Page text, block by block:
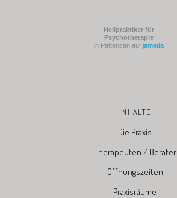
Heilpraktiker für
Psychotherapie
in Pattensen auf jameda
INHALTE
Die Praxis
Therapeuten / Berater
Öffnungszeiten
Praxisräume